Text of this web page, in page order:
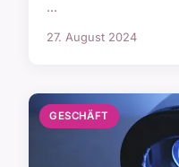
...
27. August 2024
GESCHÄFT